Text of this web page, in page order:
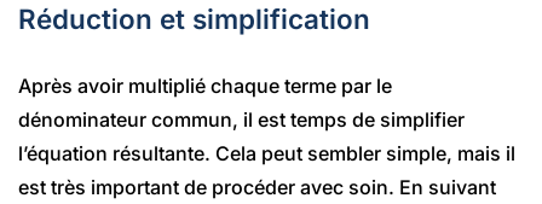
Réduction et simplification
Après avoir multiplié chaque terme par le
dénominateur commun, il est temps de simplifier
l’équation résultante. Cela peut sembler simple, mais il
est très important de procéder avec soin. En suivant